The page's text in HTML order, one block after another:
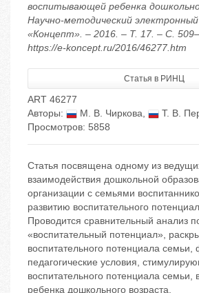
воспитывающей ребенка
Научно-методический
«Концепт». – 2016. – Т. 17. – С.
https://e-koncept.ru/2016/46277.htm
Статья в РИНЦ
ART 46277
Авторы:
М. В. Чиркова,
Т. В.
Просмотров: 5858
Статья посвящена одному из
взаимодействия дошкольной
организации с семьями
развитию воспитательного
Проводится сравнительный анализ
«воспитательный потенциал»,
воспитательного потенциала
педагогические условия,
воспитательного потенциала
ребенка дошкольного возраста.